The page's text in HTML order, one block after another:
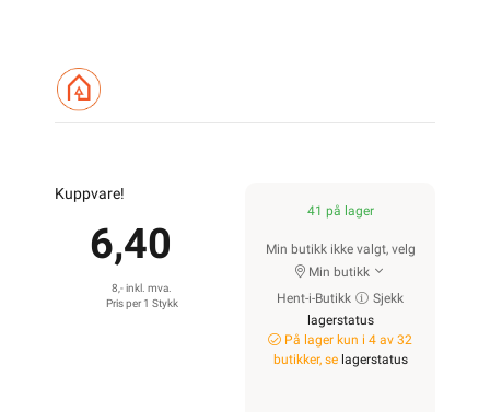
Kuppvare!
6,40
8,- inkl. mva.
Pris per 1 Stykk
41 på lager
Min butikk ikke valgt, velg
Min butikk
Hent-i-Butikk
Sjekk
lagerstatus
På lager kun i 4 av 32
butikker, se lagerstatus